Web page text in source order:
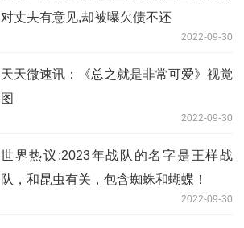
对丈夫有意见,却被曝欠债不还
2022-09-30
天天微速讯：《总之就是非常可爱》视觉
图
2022-09-30
世界热议:2023年战队的名字是王样战
队，和昆虫有关，包含蜘蛛和蝴蝶！
2022-09-30